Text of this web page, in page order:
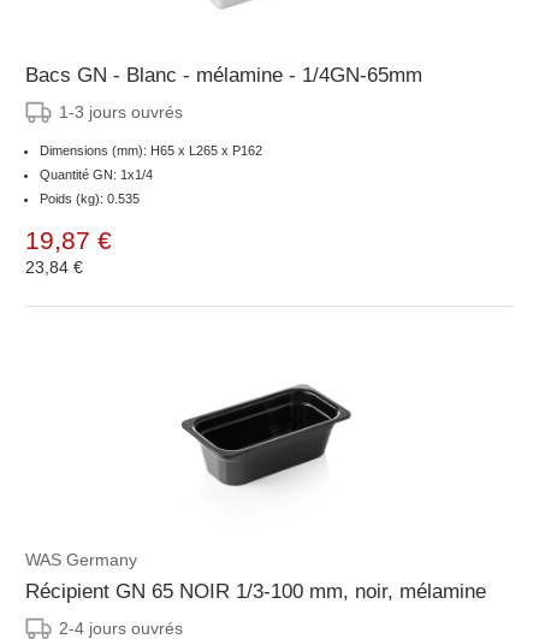
Bacs GN - Blanc - mélamine - 1/4GN-65mm
1-3 jours ouvrés
Dimensions (mm): H65 x L265 x P162
Quantité GN: 1x1/4
Poids (kg): 0.535
19,87 €
23,84 €
WAS Germany
Récipient GN 65 NOIR 1/3-100 mm, noir, mélamine
2-4 jours ouvrés